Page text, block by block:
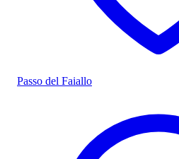
Passo del Faiallo